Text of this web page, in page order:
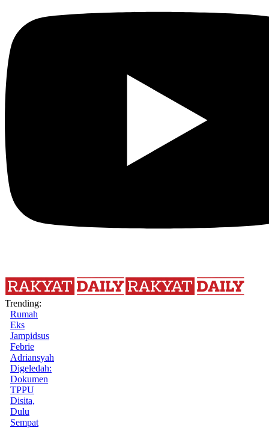
Trending:
Rumah
Eks
Jampidsus
Febrie
Adriansyah
Digeledah:
Dokumen
TPPU
Disita,
Dulu
Sempat